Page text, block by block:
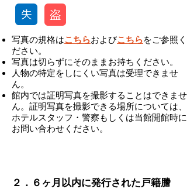
写真の規格はこちらおよびこちらをご参照く
ださい。
写真は切らずにそのままお持ちください。
人物の特定をしにくい写真は受理できませ
ん。
館内では証明写真を撮影することはできませ
ん。証明写真を撮影できる場所については、
ホテルスタッフ・警察もしくは当館開館時に
お問い合わせください。
２．６ヶ月以内に発行された戸籍謄